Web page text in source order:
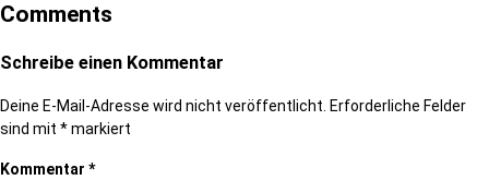
Comments
Schreibe einen Kommentar
Deine E-Mail-Adresse wird nicht veröffentlicht. Erforderliche Felder
sind mit *markiert
Kommentar *